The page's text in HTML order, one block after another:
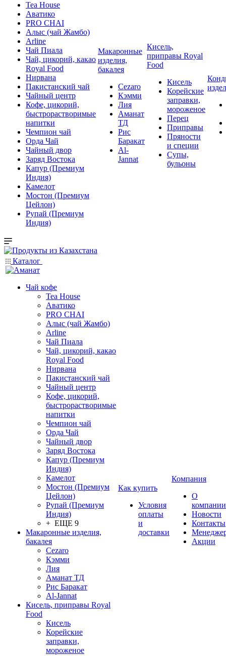
Tea House
Аватико
PRO CHAI
Алыс (чай Жамбо)
Arline
Чай Пиала
Чай, цикорий, какао
Royal Food
Нирвана
Пакистанский чай
Чайный центр
Кофе, цикорий,
быстрорастворимые
напитки
Чемпион чай
Орда Чай
Чайный двор
Заряд Востока
Капур (Премиум
Индия)
Камелот
Мостон (Премиум
Цейлон)
Рупай (Премиум
Индия)
Макаронные
изделия,
бакалея
Cezaro
Кэмми
Лия
Аманат
ТД
Рис
Баракат
Al-
Jannat
Кисель,
приправы Royal
Food
Кисель
Корейские
заправки,
мороженое
Перец
Приправы
Пряности
и специи
Супы,
бульоны
Каталог
Чай кофе
Tea House
Аватико
PRO CHAI
Алыс (чай Жамбо)
Arline
Чай Пиала
Чай, цикорий, какао
Royal Food
Нирвана
Пакистанский чай
Чайный центр
Кофе, цикорий,
быстрорастворимые
напитки
Чемпион чай
Орда Чай
Чайный двор
Заряд Востока
Капур (Премиум
Индия)
Камелот
Мостон (Премиум
Цейлон)
Рупай (Премиум
Индия)
+ ЕЩЕ 9
Макаронные изделия,
бакалея
Cezaro
Кэмми
Лия
Аманат ТД
Рис Баракат
Al-Jannat
Кисель, приправы Royal
Food
Кисель
Корейские
заправки,
мороженое
Как купить
Условия
оплаты
и
доставки
Компания
О
компании
Новости
Контакты
Акции